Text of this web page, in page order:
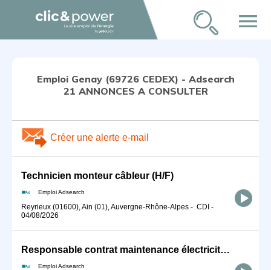
menu
Emploi Genay (69726 CEDEX) - Adsearch
21 ANNONCES A CONSULTER
Créer une alerte e-mail
Technicien monteur câbleur (H/F)
Emploi Adsearch
Reyrieux (01600), Ain (01), Auvergne-Rhône-Alpes - CDI -
04/08/2026
Responsable contrat maintenance électricité (H/F)
Emploi Adsearch